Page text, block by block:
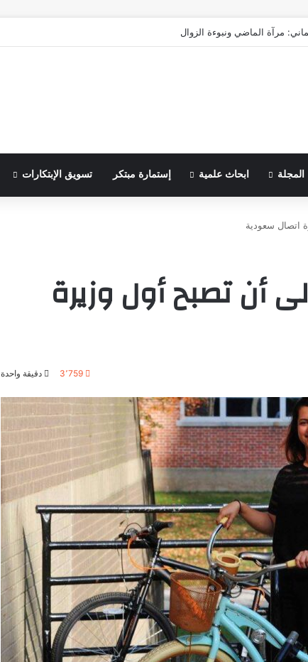
مرآة الماضي ونبوءة الزوال
المجلة ابحاث علمية إستمارة مبتكر تسويق الإبتكارات
اتصال سعودية
أن تصبح أول وزيرة
3٬759 دقيقة واحدة